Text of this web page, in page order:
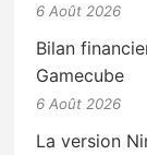
6 Août 2026
Bilan
Gamecube
6 Août 2026
La version